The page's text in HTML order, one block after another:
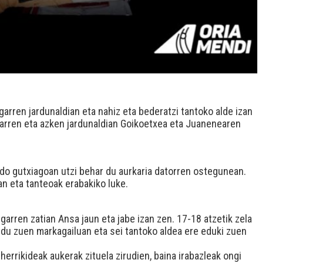
jardunaldian eta nahiz eta bederatzi tantoko alde izan
eta azken jardunaldian Goikoetxea eta Juanenearen
gutxiagoan utzi behar du aurkaria datorren ostegunean.
eta tanteoak erabakiko luke.
zatian Ansa jaun eta jabe izan zen. 17-18 atzetik zela
zuen markagailuan eta sei tantoko aldea ere eduki zuen
aukerak zituela zirudien, baina irabazleak ongi